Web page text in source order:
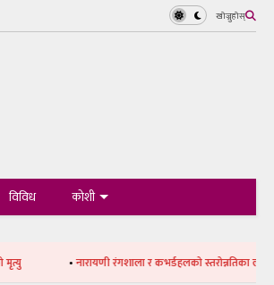
खोज्नुहोस्
विविध कोशी
•नारायणी रंगशाला र कभर्डहलको स्तरोन्नतिका लागि साढे १५ करोड